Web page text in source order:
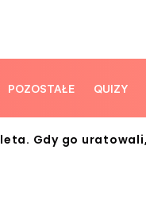
POZOSTAŁE QUIZY
Gdy go